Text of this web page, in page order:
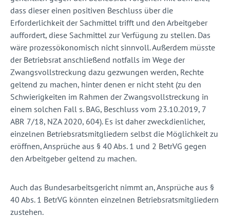
dass dieser einen positiven Beschluss über die
Erforderlichkeit der Sachmittel trifft und den Arbeitgeber
auffordert, diese Sachmittel zur Verfügung zu stellen. Das
wäre prozessökonomisch nicht sinnvoll. Außerdem müsste
der Betriebsrat anschließend notfalls im Wege der
Zwangsvollstreckung dazu gezwungen werden, Rechte
geltend zu machen, hinter denen er nicht steht (zu den
Schwierigkeiten im Rahmen der Zwangsvollstreckung in
einem solchen Fall s. BAG, Beschluss vom 23.10.2019, 7
ABR 7/18, NZA 2020, 604). Es ist daher zweckdienlicher,
einzelnen Betriebsratsmitgliedern selbst die Möglichkeit zu
eröffnen, Ansprüche aus § 40 Abs. 1 und 2 BetrVG gegen
den Arbeitgeber geltend zu machen.
Auch das Bundesarbeitsgericht nimmt an, Ansprüche aus §
40 Abs. 1 BetrVG könnten einzelnen Betriebsratsmitgliedern
zustehen.